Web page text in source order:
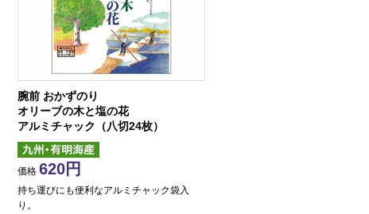
腕前 おかずのり
オリーブの木と塩の花
アルミチャック（八切24枚）
価格 620
持ち運びにも便利なアルミチャック袋入
り。